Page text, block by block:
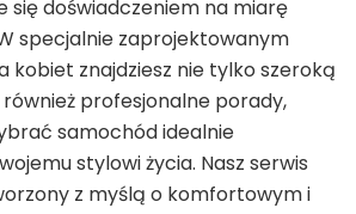
się doświadczeniem na miarę
specjalnie zaprojektowanym
kobiet znajdziesz nie tylko szeroką
profesjonalne porady,
samochód idealnie
stylowi życia. Nasz serwis
z myślą o komfortowym i